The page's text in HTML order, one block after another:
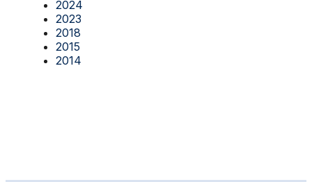
2024
2023
2018
2015
2014